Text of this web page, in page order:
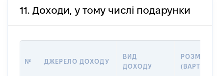
11. Доходи, у тому числі подарунки
№ ДЖЕРЕЛО ДОХОДУ
ВИД
ДОХОДУ
РОЗМІР
(ВАРТІСТЬ)